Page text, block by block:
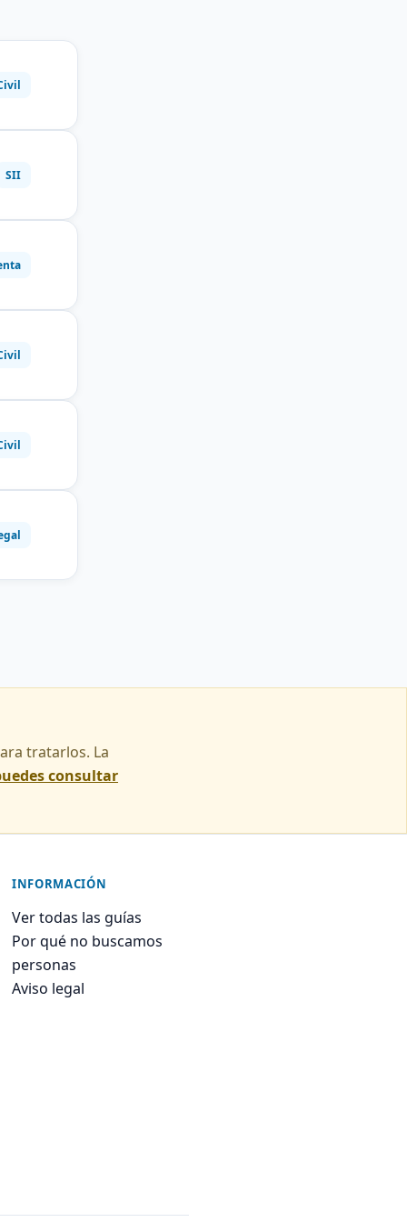
SII
tratarlos. La
consultar
INFORMACIÓN
Ver todas las guías
Por qué no buscamos
personas
Aviso legal